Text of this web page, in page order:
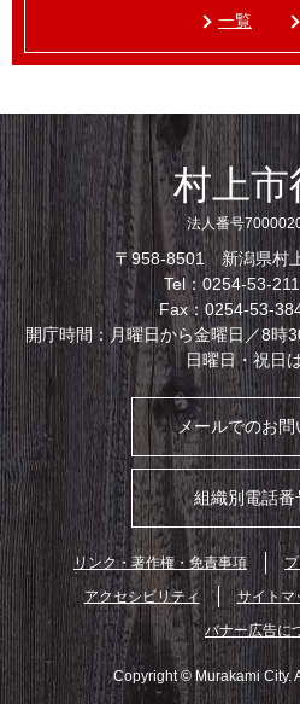
一覧
村上市
法人番号
〒958-8501 新潟県村
Tel：0254-53-
Fax：0254-53-
開庁時間：月曜日から金曜日／8時
日曜日・祝日
メールでのお問
組織別電話番
リンク・著作権・免責事項
アクセシビリティ
サイトマ
バナー広告に
Copyright © Murakami City.